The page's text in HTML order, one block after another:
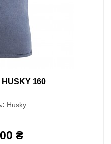
160
Husky
₴